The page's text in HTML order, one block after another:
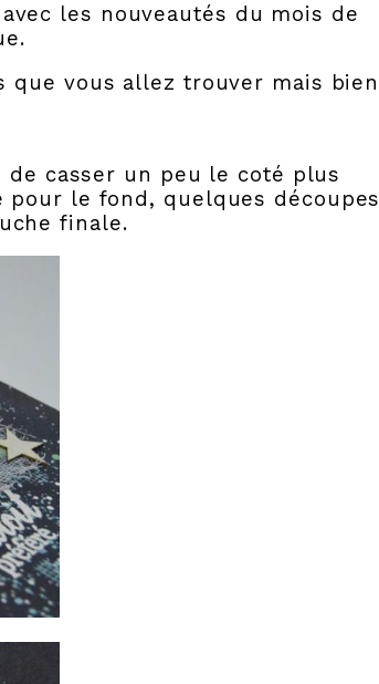
les nouveautés du mois de
que vous allez trouver mais bien
de casser un peu le coté plus
le fond, quelques découpes
finale.